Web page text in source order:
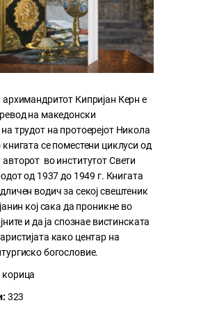
Кипријан Керн е
на македонски
трудот на протоерејот Никола
се поместени циклуси од
во институтот Свети
од 1937 до 1949 г. Книгата
водич за секој свештеник
кој сака да проникне во
и да ја спознае вистинската
како центар на
богословие.
корица
323